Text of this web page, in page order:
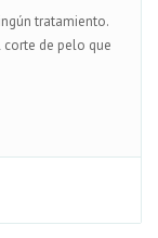
tratamiento.
de pelo que